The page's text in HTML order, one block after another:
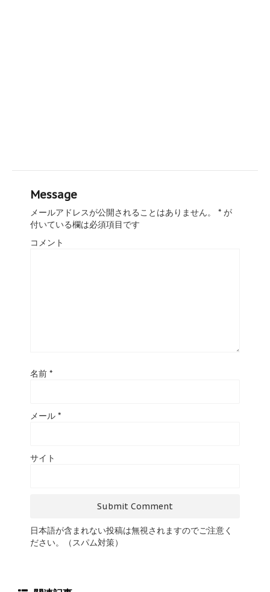
Message
メールアドレスが公開されることはありません。 * が
付いている欄は必須項目です
コメント
名前 *
メール *
サイト
日本語が含まれない投稿は無視されますのでご注意く
ださい。（スパム対策）